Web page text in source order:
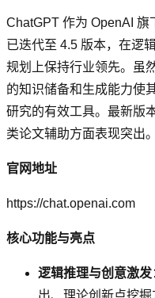
ChatGPT 作为 OpenAI
已迭代至 4.5 版本，在逻
规划上保持行业领先。虽
的知识储备和生成能力使
研究的有效工具。最新版
类论文辅助方面表现突出。
官网地址
https://chat.openai.com
核心功能与亮点
逻辑推理与创意激发
出、理论创新点挖